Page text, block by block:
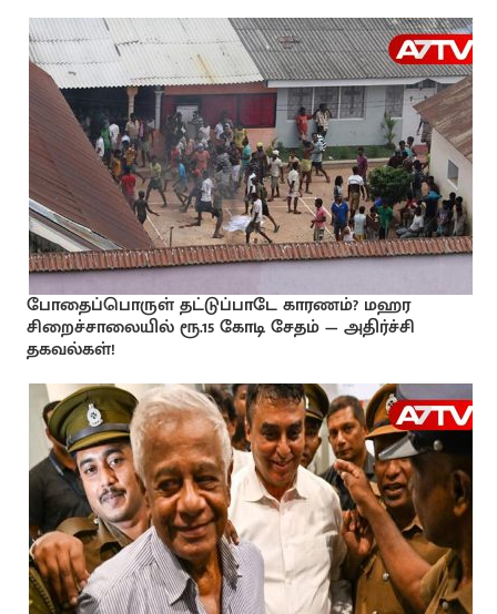
போதைப்பொருள் தட்டுப்பாடே காரணம்? மஹர
சிறைச்சாலையில் ரூ.15 கோடி சேதம் — அதிர்ச்சி
தகவல்கள்!